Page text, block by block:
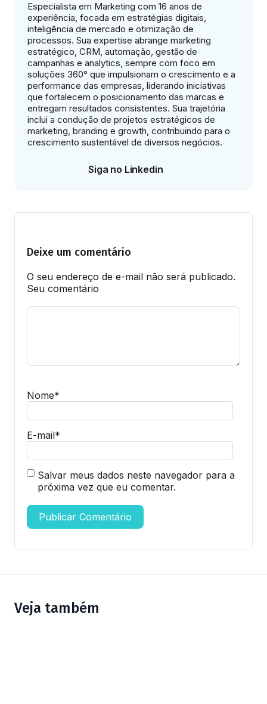
Especialista em Marketing com 16 anos de
experiência, focada em estratégias digitais,
inteligência de mercado e otimização de
processos. Sua expertise abrange marketing
estratégico, CRM, automação, gestão de
campanhas e analytics, sempre com foco em
soluções 360° que impulsionam o crescimento e a
performance das empresas, liderando iniciativas
que fortalecem o posicionamento das marcas e
entregam resultados consistentes. Sua trajetória
inclui a condução de projetos estratégicos de
marketing, branding e growth, contribuindo para o
crescimento sustentável de diversos negócios.
Siga no Linkedin
Deixe um comentário
O seu endereço de e-mail não será publicado.
Seu comentário
Nome*
E-mail*
Salvar meus dados neste navegador para a
próxima vez que eu comentar.
Veja também